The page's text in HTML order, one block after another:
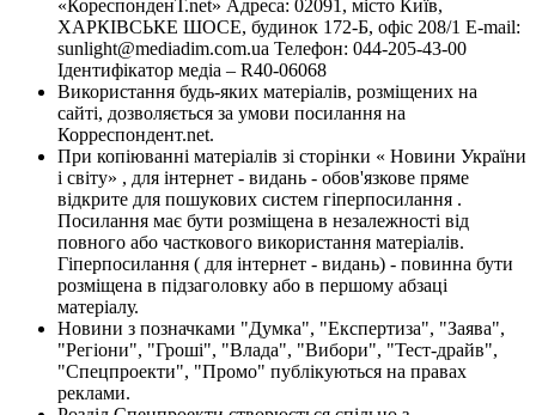
«КореспонденТ.net» Адреса: 02091, місто Київ,
ХАРКІВСЬКЕ ШОСЕ, будинок 172-Б, офіс 208/1 E-mail:
sunlight@mediadim.com.ua Телефон: 044-205-43-00
Ідентифікатор медіа – R40-06068
Використання будь-яких матеріалів, розміщених на
сайті, дозволяється за умови посилання на
Корреспондент.net.
При копіюванні матеріалів зі сторінки « Новини України
і світу» , для інтернет - видань - обов'язкове пряме
відкрите для пошукових систем гіперпосилання .
Посилання має бути розміщена в незалежності від
повного або часткового використання матеріалів.
Гіперпосилання ( для інтернет - видань) - повинна бути
розміщена в підзаголовку або в першому абзаці
матеріалу.
Новини з позначками "Думка", "Експертиза", "Заява",
"Регіони", "Гроші", "Влада", "Вибори", "Тест-драйв",
"Спецпроекти", "Промо" публікуються на правах
реклами.